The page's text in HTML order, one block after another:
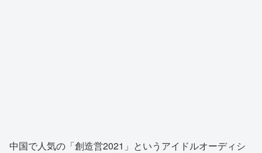
中国で人気の「創造営2021」というアイドルオーディシ